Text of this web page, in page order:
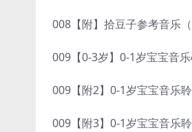
008【附】拾豆子参考音乐
009【0-3岁】0-1岁宝宝音
009【附2】0-1岁宝宝音乐
009【附3】0-1岁宝宝音乐